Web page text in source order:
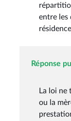
entre les
Réponse
La loi ne
ou la